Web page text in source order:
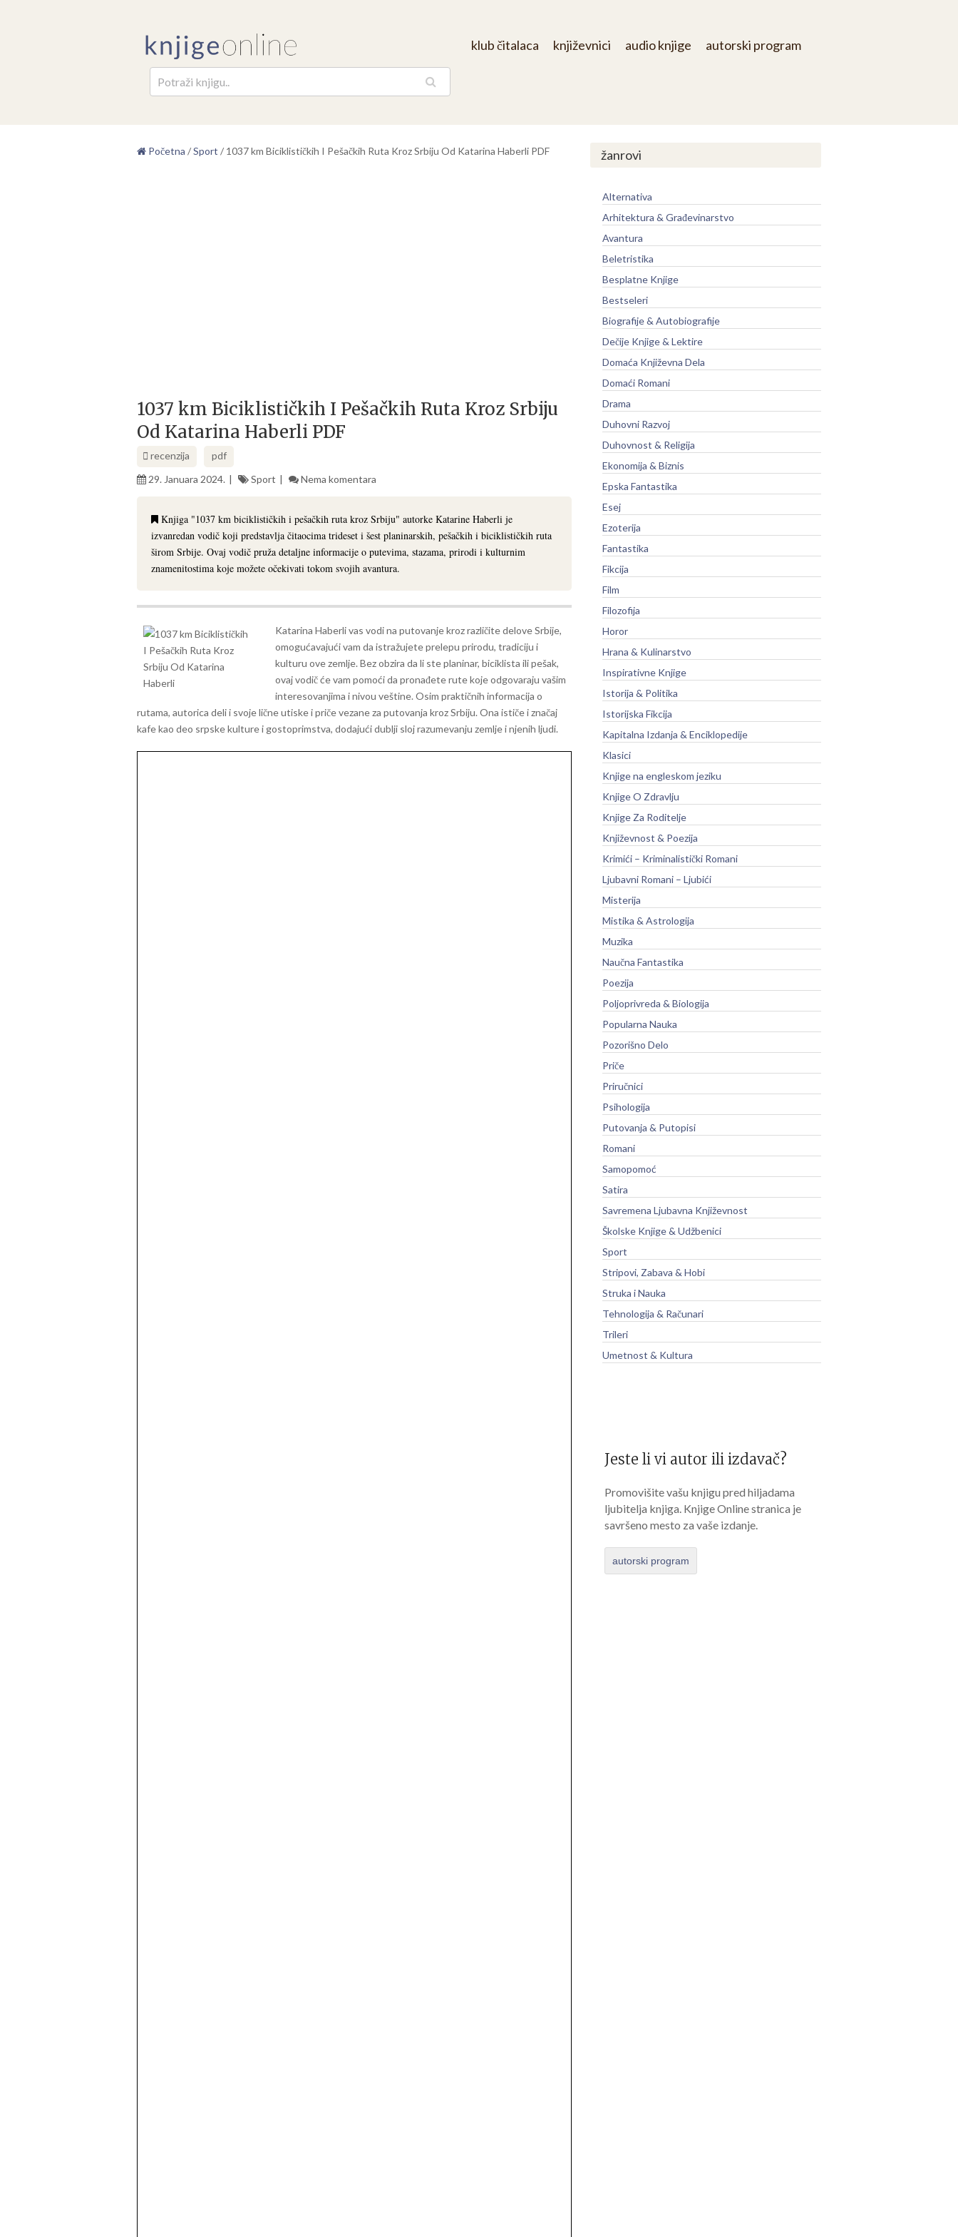
klub čitalaca književnici audio knjige autorski program
Početna /Sport / 1037 km Biciklističkih I Pešačkih Ruta Kroz Srbiju Od Katarina Haberli PDF
1037 km Biciklističkih I Pešačkih Ruta Kroz Srbiju
Od Katarina Haberli PDF
recenzija
pdf
29. Januara 2024.
Sport Nema komentara
Knjiga "1037 km biciklističkih i pešačkih ruta kroz Srbiju" autorke Katarine Haberli je
izvanredan vodič koji predstavlja čitaocima trideset i šest planinarskih, pešačkih i biciklističkih ruta
širom Srbije. Ovaj vodič pruža detaljne informacije o putevima, stazama, prirodi i kulturnim
znamenitostima koje možete očekivati tokom svojih avantura.
Katarina Haberli vas vodi na putovanje kroz različite delove Srbije,
omogućavajući vam da istražujete prelepu prirodu, tradiciju i
kulturu ove zemlje. Bez obzira da li ste planinar, biciklista ili pešak,
ovaj vodič će vam pomoći da pronađete rute koje odgovaraju vašim
interesovanjima i nivou veštine. Osim praktičnih informacija o
rutama, autorica deli i svoje lične utiske i priče vezane za putovanja kroz Srbiju. Ona ističe i značaj
kafe kao deo srpske kulture i gostoprimstva, dodajući dublji sloj razumevanju zemlje i njenih ljudi.
žanrovi
Alternativa
Arhitektura & Građevinarstvo
Avantura
Beletristika
Besplatne Knjige
Bestseleri
Biografije & Autobiografije
Dečije Knjige & Lektire
Domaća Književna Dela
Domaći Romani
Drama
Duhovni Razvoj
Duhovnost & Religija
Ekonomija & Biznis
Epska Fantastika
Esej
Ezoterija
Fantastika
Fikcija
Film
Filozofija
Horor
Hrana & Kulinarstvo
Inspirativne Knjige
Istorija & Politika
Istorijska Fikcija
Kapitalna Izdanja & Enciklopedije
Klasici
Knjige na engleskom jeziku
Knjige O Zdravlju
Knjige Za Roditelje
Književnost & Poezija
Krimići – Kriminalistički Romani
Ljubavni Romani – Ljubići
Misterija
Mistika & Astrologija
Muzika
Naučna Fantastika
Poezija
Poljoprivreda & Biologija
Popularna Nauka
Pozorišno Delo
Priče
Priručnici
Psihologija
Putovanja & Putopisi
Romani
Samopomoć
Satira
Savremena Ljubavna Književnost
Školske Knjige & Udžbenici
Sport
Stripovi, Zabava & Hobi
Struka i Nauka
Tehnologija & Računari
Trileri
Umetnost & Kultura
Jeste li vi autor ili izdavač?
Promovišite vašu knjigu pred hiljadama
ljubitelja knjiga. Knjige Online stranica je
savršeno mesto za vaše izdanje.
autorski program